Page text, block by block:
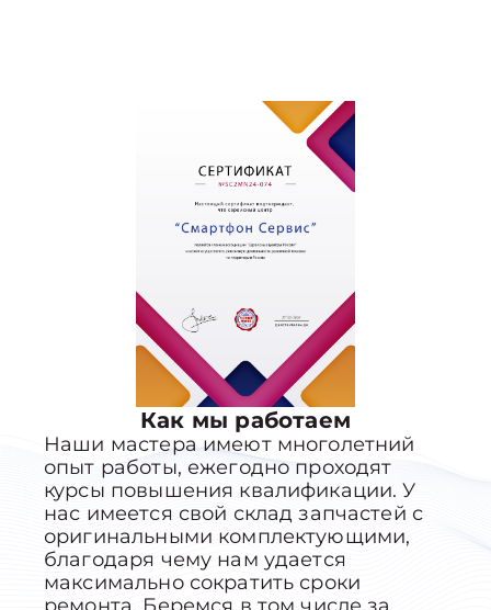
Как мы работаем
Наши мастера имеют многолетний
опыт работы, ежегодно проходят
курсы повышения квалификации. У
нас имеется свой склад запчастей с
оригинальными комплектующими,
благодаря чему нам удается
максимально сократить сроки